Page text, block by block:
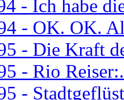
- Ich habe
- OK. OK.
- Die Kraft
- Rio
-